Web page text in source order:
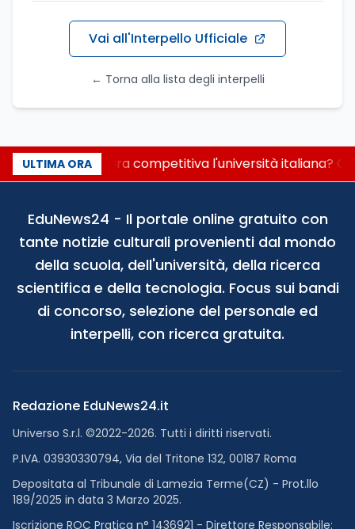
Vai all'Interpello Ufficiale
← Torna alla lista degli interpelli
ULTIMA ORA
Quanto è ancora competitiva l'università italiana?
EduNews24 - Il portale online gratuito con
tante notizie culturali provenienti dal mondo
della scuola, dell'università, della ricerca
scientifica e della tecnologia. Focus sui bandi
di concorso, selezione del personale ed
interpelli, con ricerca gratuita.
Redazione EduNews24.it
Universo S.r.l. ©2022-2026. Tutti i diritti riservati.
P.IVA. 03930330794, Via del Tritone 132, 00187 Roma
Depositata al Tribunale di Lamezia Terme(CZ) - Prot.llo
189/2025 in data 3 Marzo 2025.
Iscrizione ROC Pratica n° 1436921 - Direttore Responsabile: